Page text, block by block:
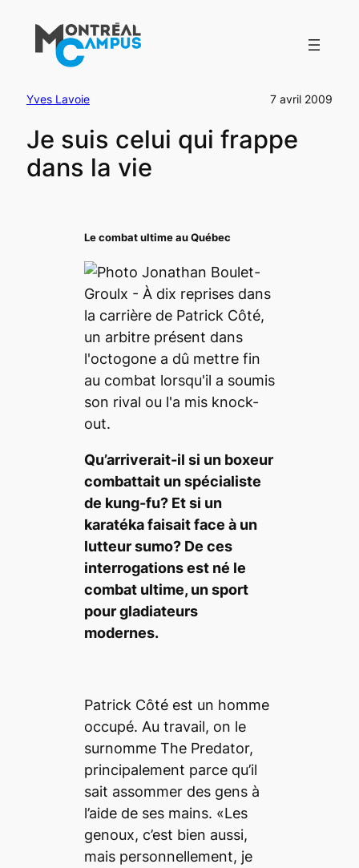
contenu
Yves Lavoie 7 avril 2009
Je suis celui qui frappe
dans la vie
Le combat ultime au Québec
Qu’arriverait-il si un boxeur
combattait un spécialiste
de kung-fu? Et si un
karatéka faisait face à un
lutteur sumo? De ces
interrogations est né le
combat ultime, un sport
pour gladiateurs
modernes.
Patrick Côté est un homme
occupé. Au travail, on le
surnomme The Predator,
principalement parce qu’il
sait assommer des gens à
l’aide de ses mains. «Les
genoux, c’est bien aussi,
mais personnellement, je